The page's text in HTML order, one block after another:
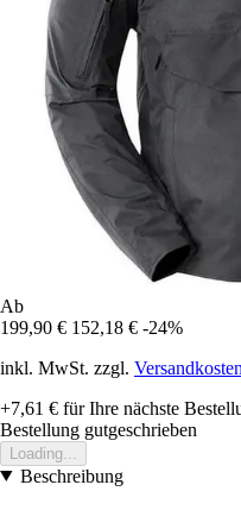
Ab
199,90 € 152,18 € -24%
inkl. MwSt. zzgl. Versandkosten
+7,61 € für Ihre nächste
Bestellung gutgeschrieben
Loading...
Beschreibung